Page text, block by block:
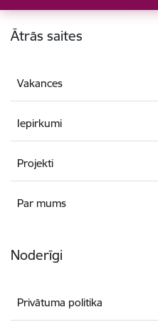
Kājene
Ātrās saites
Vakances
Iepirkumi
Projekti
Par mums
Noderīgi
Privātuma politika